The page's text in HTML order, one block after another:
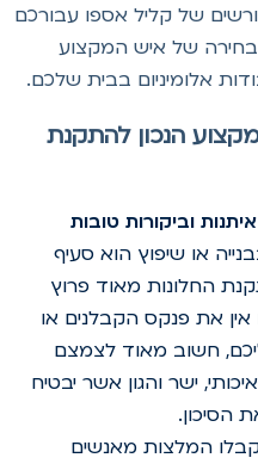
של קליל אספו עבורכם
של איש המקצוע
אלומיניום בבית שלכם.
הנכון להתקנת
וביקורות טובות
או שיפוץ הוא סעיף
החלונות מאוד פרוץ
את פנקס הקבלנים או
חשוב מאוד לצמצם
ישר והגון אשר יבטיח
המלצות מאנשים